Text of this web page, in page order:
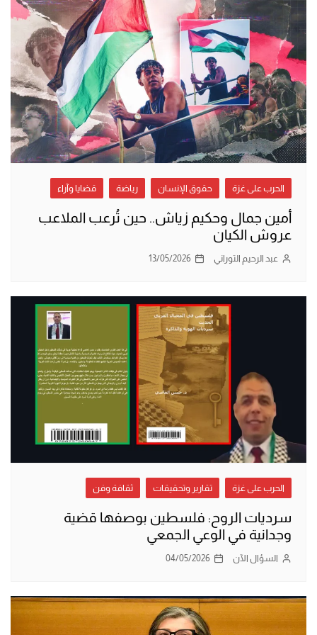
الحرب على غزة حقوق الإنسان رياضة قضايا وآراء
أمين جمال وحكيم زياش.. حين تُرعب الملاعب
عروش الكيان
عبد الرحيم التوراني 13/05/2026
الحرب على غزة تقارير وتحقيقات ثقافة وفن
سرديات الروح: فلسطين بوصفها قضية
وجدانية في الوعي الجمعي
السؤال الآن 04/05/2026